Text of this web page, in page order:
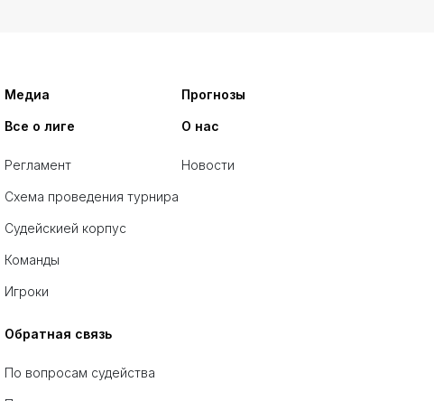
Все о лиге
Регламент
Схема проведения турнира
Судейскией корпус
Команды
Игроки
Медиа Прогнозы
О нас
Новости
Обратная связь
По вопросам судейства